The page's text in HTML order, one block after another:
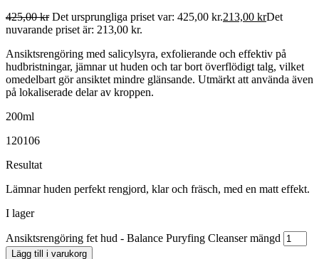
425,00kr Det ursprungliga priset var: 425,00 kr.213,00 krDet
nuvarande priset är: 213,00 kr.
Ansiktsrengöring med salicylsyra, exfolierande och effektiv på
hudbristningar, jämnar ut huden och tar bort överflödigt talg, vilket
omedelbart gör ansiktet mindre glänsande. Utmärkt att använda även
på lokaliserade delar av kroppen.
200ml
120106
Resultat
Lämnar huden perfekt rengjord, klar och fräsch, med en matt effekt.
I lager
Ansiktsrengöring fet hud - Balance Puryfing Cleanser mängd
Lägg till i varukorg